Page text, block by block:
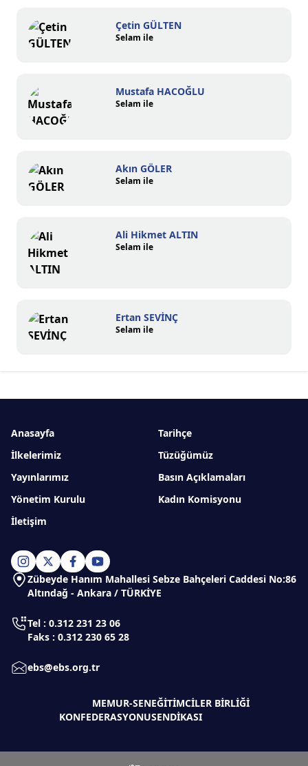
Çetin GÜLTEN
Selam ile
Mustafa HACOĞLU
Selam ile
Akın GÖLER
Selam ile
Ali Hikmet ALTIN
Selam ile
Ertan SEVİNÇ
Selam ile
Anasayfa
Tarihçe
İlkelerimiz
Tüzüğümüz
Yayınlarımız
Basın Açıklamaları
Yönetim Kurulu
Kadın Komisyonu
İletişim
MEMUR-SEN
KONFEDERASYONU
EĞİTİMCİLER BİRLİĞİ
SENDİKASI
Zübeyde Hanım Mahallesi Sebze Bahçeleri Caddesi No:86
Altındağ - Ankara / TÜRKİYE
Tel : 0.312 231 23 06
Faks : 0.312 230 65 28
ebs@ebs.org.tr